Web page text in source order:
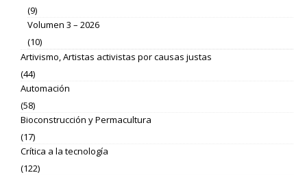
(9)
Volumen 3 – 2026
(10)
Artivismo, Artistas activistas por causas justas
(44)
Automación
(58)
Bioconstrucción y Permacultura
(17)
Crítica a la tecnología
(122)